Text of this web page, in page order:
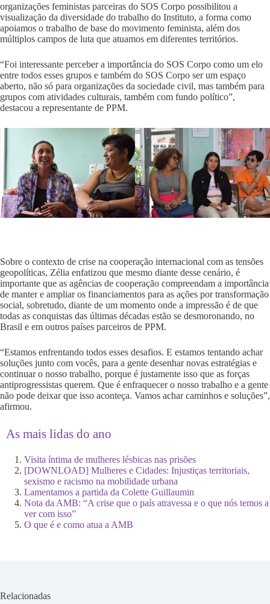
organizações feministas parceiras do SOS Corpo possibilitou a
visualização da diversidade do trabalho do Instituto, a forma como
apoiamos o trabalho de base do movimento feminista, além dos
múltiplos campos de luta que atuamos em diferentes territórios.
“Foi interessante perceber a importância do SOS Corpo como um elo
entre todos esses grupos e também do SOS Corpo ser um espaço
aberto, não só para organizações da sociedade civil, mas também para
grupos com atividades culturais, também com fundo político”,
destacou a representante de PPM.
Sobre o contexto de crise na cooperação internacional com as tensões
geopolíticas, Zélia enfatizou que mesmo diante desse cenário, é
importante que as agências de cooperação compreendam a importância
de manter e ampliar os financiamentos para as ações por transformação
social, sobretudo, diante de um momento onde a impressão é de que
todas as conquistas das últimas décadas estão se desmoronando, no
Brasil e em outros países parceiros de PPM.
“Estamos enfrentando todos esses desafios. E estamos tentando achar
soluções junto com vocês, para a gente desenhar novas estratégias e
continuar o nosso trabalho, porque é justamente isso que as forças
antiprogressistas querem. Que é enfraquecer o nosso trabalho e a gente
não pode deixar que isso aconteça. Vamos achar caminhos e soluções”,
afirmou.
As mais lidas do ano
Visita íntima de mulheres lésbicas nas prisões
[DOWNLOAD] Mulheres e Cidades: Injustiças territoriais,
sexismo e racismo na mobilidade urbana
Lamentamos a partida da Colette Guillaumin
Nota da AMB: “A crise que o país atravessa e o que nós temos a
ver com isso”
O que é e como atua a AMB
Relacionadas